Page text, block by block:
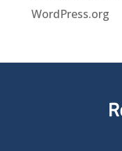
WordPress.org